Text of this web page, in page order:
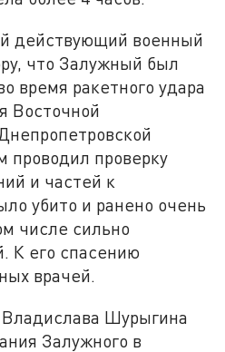
действующий военный
что Залужный был
время ракетного удара
Восточной
проводил проверку
и частей к
убито и ранено очень
числе сильно
К его спасению
врачей.
Владислава Шурыгина
Залужного в